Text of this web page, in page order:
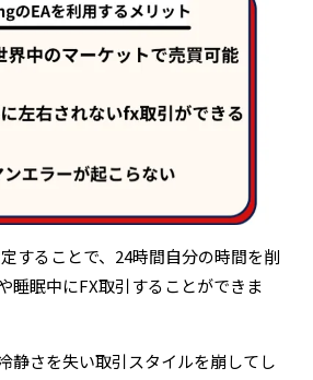
することで、24時間自分の時間を削
睡眠中にFX取引することができま
静さを失い取引スタイルを崩してし